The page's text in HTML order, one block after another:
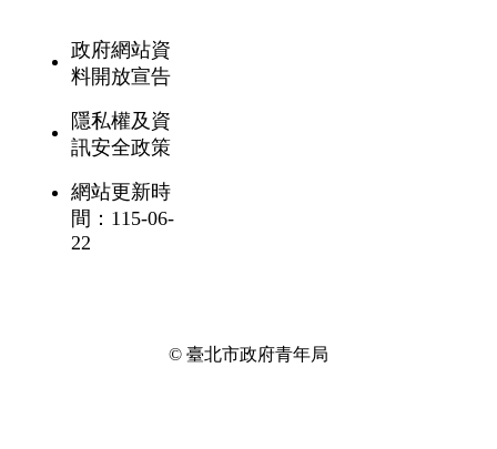
政府網站資
料開放宣告
隱私權及資
訊安全政策
網站更新時
間：115-06-
22
© 臺北市政府青年局